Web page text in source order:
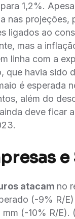
1,2%.
nas projeções,
ligados ao
mas a
linha com a
que havia sido
é esperada
além do
deve ficar
atacam no
(-9% R/
mm (-10% R/E). (